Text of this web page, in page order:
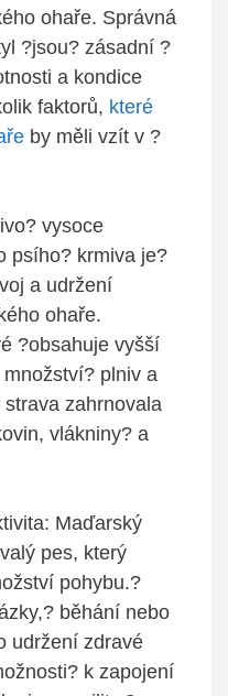
ohaře. Správná
?jsou? zásadní ?
a kondice
faktorů, které
by měli vzít v ?
vysoce
psího? krmiva je?
a udržení
ohaře.
?obsahuje vyšší
plniv a
zahrnovala
vlákniny? a
Maďarský
pes, který
pohybu.?
běhání nebo
udržení zdravé
k zapojení